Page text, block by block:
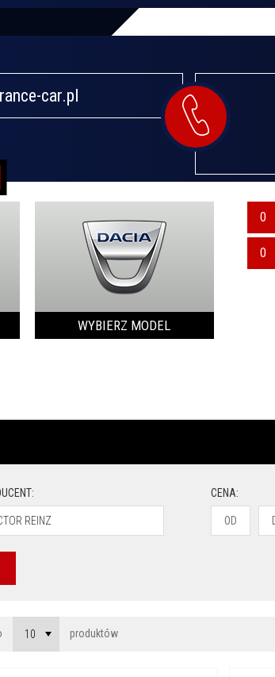
car.pl
WYBIERZ MODEL
0
REINZ
CENA:
10
produktów